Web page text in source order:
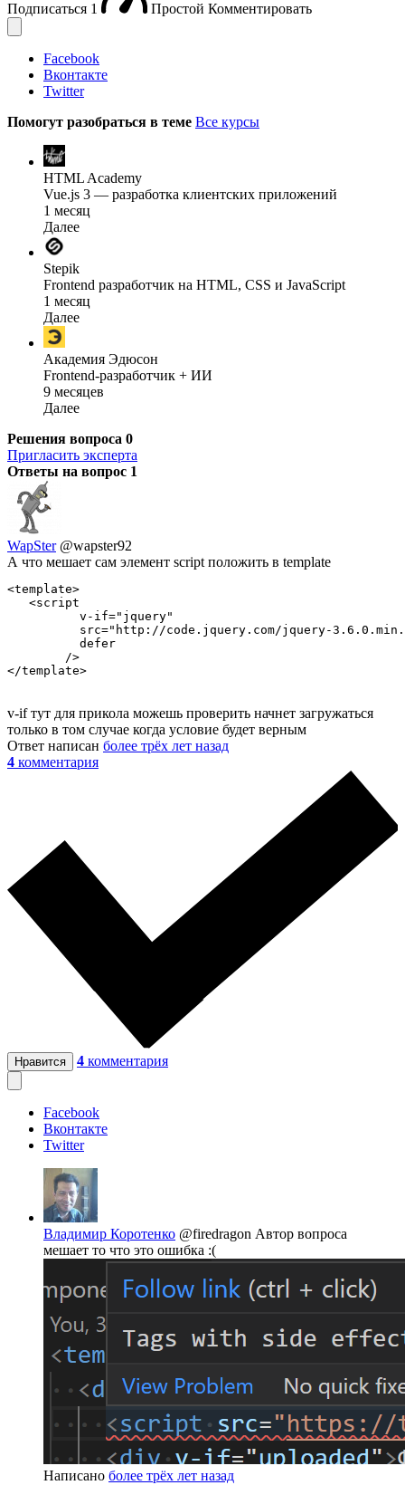
Подписаться 1 Простой Комментировать
Facebook
Вконтакте
Twitter
Помогут разобраться в теме Все курсы
HTML Academy
Vue.js 3 — разработка клиентских приложений
1 месяц
Далее
Stepik
Frontend разработчик на HTML, CSS и JavaScript
1 месяц
Далее
Академия Эдюсон
Frontend-разработчик + ИИ
9 месяцев
Далее
Решения вопроса 0
Пригласить эксперта
Ответы на вопрос 1
WapSter @wapster92
А что мешает сам элемент script положить в template
<template>
   <script
          v-if="jquery"
src="http://code.jquery.com/jquery-
          defer
        />
</template>
v-if тут для прикола можешь проверить начнет загружаться
только в том случае когда условие будет верным
Ответ написан более трёх лет назад
4 комментария
Нравится 4 комментария
Facebook
Вконтакте
Twitter
Владимир Коротенко @firedragon Автор вопроса
мешает то что это ошибка :(
Написано более трёх лет назад